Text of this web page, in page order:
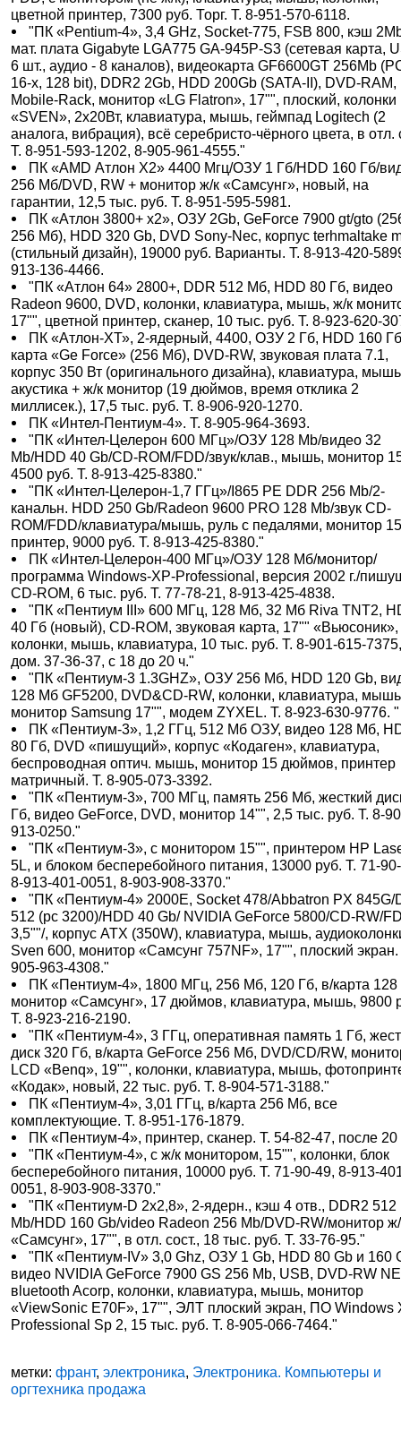
цветной принтер, 7300 руб. Торг. Т. 8-951-570-6118.
"ПК «Pentium-4», 3,4 GHz, Socket-775, FSB 800, кэш
мат. плата Gigabyte LGA775 GA-945P-S3 (сетевая карта,
6 шт., аудио - 8 каналов), видеокарта GF6600GT 256Mb
16-x, 128 bit), DDR2 2Gb, HDD 200Gb (SATA-II), DVD-RAM,
Mobile-Rack, монитор «LG Flatron», 17"", плоский, колонки
«SVEN», 2x20Вт, клавиатура, мышь, геймпад Logitech (2
аналога, вибрация), всё серебристо-чёрного цвета, в отл.
Т. 8-951-593-1202, 8-905-961-4555."
ПК «АМD Атлон Х2» 4400 Мгц/ОЗУ 1 Гб/HDD 160 Гб/
256 Мб/DVD, RW + монитор ж/к «Самсунг», новый, на
гарантии, 12,5 тыс. руб. Т. 8-951-595-5981.
ПК «Атлон 3800+ х2», ОЗУ 2Gb, GeForce 7900 gt/gto
256 Мб), HDD 320 Gb, DVD Sony-Nec, корпус terhmaltake
(стильный дизайн), 19000 руб. Варианты. Т. 8-913-420-
913-136-4466.
"ПК «Атлон 64» 2800+, DDR 512 Мб, HDD 80 Гб, видео
Radeon 9600, DVD, колонки, клавиатура, мышь, ж/к
17"", цветной принтер, сканер, 10 тыс. руб. Т. 8-923-620-
ПК «Атлон-ХТ», 2-ядерный, 4400, ОЗУ 2 Гб, HDD 160
карта «Ge Force» (256 Мб), DVD-RW, звуковая плата 7.1,
корпус 350 Вт (оригинального дизайна), клавиатура,
акустика + ж/к монитор (19 дюймов, время отклика 2
миллисек.), 17,5 тыс. руб. Т. 8-906-920-1270.
ПК «Интел-Пентиум-4». Т. 8-905-964-3693.
"ПК «Интел-Целерон 600 МГц»/ОЗУ 128 Mb/видео 32
Mb/HDD 40 Gb/CD-ROM/FDD/звук/клав., мышь, монитор
4500 руб. Т. 8-913-425-8380."
"ПК «Интел-Целерон-1,7 ГГц»/I865 PE DDR 256 Mb/2-
канальн. HDD 250 Gb/Radeon 9600 PRO 128 Mb/звук CD-
ROM/FDD/клавиатура/мышь, руль с педалями, монитор
принтер, 9000 руб. Т. 8-913-425-8380."
ПК «Интел-Целерон-400 МГц»/ОЗУ 128 Мб/монитор/
программа Windows-XP-Professional, версия 2002 г./
CD-ROM, 6 тыс. руб. Т. 77-78-21, 8-913-425-4838.
"ПК «Пентиум III» 600 МГц, 128 Мб, 32 Мб Riva TNT2,
40 Гб (новый), CD-ROM, звуковая карта, 17"" «Вьюсоник»,
колонки, мышь, клавиатура, 10 тыс. руб. Т. 8-901-615-
дом. 37-36-37, с 18 до 20 ч."
"ПК «Пентиум-3 1.3GHZ», ОЗУ 256 Мб, HDD 120 Gb,
128 Мб GF5200, DVD&CD-RW, колонки, клавиатура,
монитор Samsung 17"", модем ZYXEL. Т. 8-923-630-9776. "
ПК «Пентиум-3», 1,2 ГГц, 512 Мб ОЗУ, видео 128 Мб,
80 Гб, DVD «пишущий», корпус «Кодаген», клавиатура,
беспроводная оптич. мышь, монитор 15 дюймов, принтер
матричный. Т. 8-905-073-3392.
"ПК «Пентиум-3», 700 МГц, память 256 Мб, жесткий
Гб, видео GeForce, DVD, монитор 14"", 2,5 тыс. руб. Т. 8-
913-0250."
"ПК «Пентиум-3», с монитором 15"", принтером HP
5L, и блоком бесперебойного питания, 13000 руб. Т. 71-
8-913-401-0051, 8-903-908-3370."
"ПК «Пентиум-4» 2000Е, Socket 478/Abbatron PX 845G/
512 (pc 3200)/HDD 40 Gb/ NVIDIA GeForce 5800/CD-RW/
3,5""/, корпус ATX (350W), клавиатура, мышь,
Sven 600, монитор «Самсунг 757NF», 17"", плоский экран.
905-963-4308."
ПК «Пентиум-4», 1800 МГц, 256 Мб, 120 Гб, в/карта
монитор «Самсунг», 17 дюймов, клавиатура, мышь, 9800
Т. 8-923-216-2190.
"ПК «Пентиум-4», 3 ГГц, оперативная память 1 Гб,
диск 320 Гб, в/карта GeForce 256 Мб, DVD/CD/RW,
LCD «Benq», 19"", колонки, клавиатура, мышь,
«Кодак», новый, 22 тыс. руб. Т. 8-904-571-3188."
ПК «Пентиум-4», 3,01 ГГц, в/карта 256 Мб, все
комплектующие. Т. 8-951-176-1879.
ПК «Пентиум-4», принтер, сканер. Т. 54-82-47, после 20
"ПК «Пентиум-4», с ж/к монитором, 15"", колонки, блок
бесперебойного питания, 10000 руб. Т. 71-90-49, 8-913-
0051, 8-903-908-3370."
"ПК «Пентиум-D 2х2,8», 2-ядерн., кэш 4 отв., DDR2 512
Mb/HDD 160 Gb/video Radeon 256 Mb/DVD-RW/монитор
«Самсунг», 17"", в отл. сост., 18 тыс. руб. Т. 33-76-95."
"ПК «Пентиум-IV» 3,0 Ghz, ОЗУ 1 Gb, HDD 80 Gb и 160
видео NVIDIA GeForce 7900 GS 256 Mb, USB, DVD-RW
вluetooth Acorp, колонки, клавиатура, мышь, монитор
«ViewSonic E70F», 17"", ЭЛТ плоский экран, ПО Windows
Professional Sp 2, 15 тыс. руб. Т. 8-905-066-7464."
метки:франт,электроника, Электроника. Компьютеры и
оргтехника продажа